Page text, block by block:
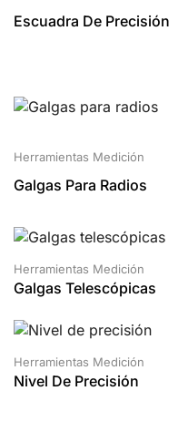
Escuadra De Precisión
Herramientas Medición
Galgas Para Radios
Herramientas Medición
Galgas Telescópicas
Herramientas Medición
Nivel De Precisión